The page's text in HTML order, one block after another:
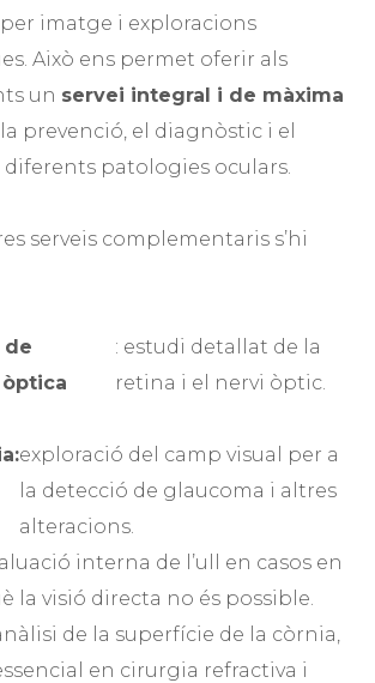
imatge i exploracions
Això ens permet oferir als
un servei integral i de màxima
prevenció, el diagnòstic i el
patologies oculars.
serveis complementaris s’hi
de
: estudi detallat de la
retina i el nervi òptic.
exploració del camp visual per a
la detecció de glaucoma i altres
alteracions.
interna de l’ull en casos en
la visió directa no és possible.
de la superfície de la còrnia,
en cirurgia refractiva i